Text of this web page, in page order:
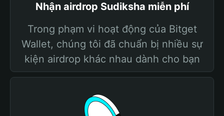
Nhận airdrop Sudiksha miễn phí
Trong phạm vi hoạt động của Bitget
Wallet, chúng tôi đã chuẩn bị nhiều sự
kiện airdrop khác nhau dành cho bạn